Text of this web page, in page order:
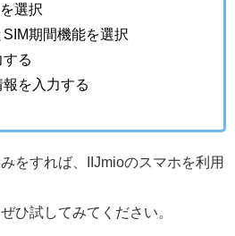
選択
期間機能を選択
る
を入力する
をすれば、IIJmioのスマホを利用
ひ試してみてください。